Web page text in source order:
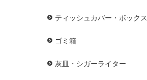
ティッシュカバー・ボックス
ゴミ箱
灰皿・シガーライター